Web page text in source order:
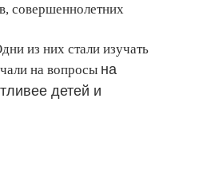
совершеннолетних
из них стали изучать
на вопросы на
детей и